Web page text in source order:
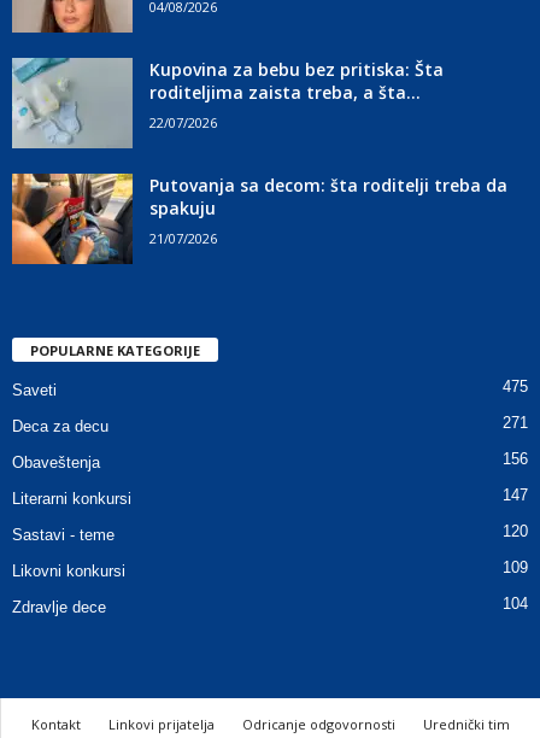
04/08/2026
Kupovina za bebu bez pritiska: Šta
roditeljima zaista treba, a šta...
22/07/2026
Putovanja sa decom: šta roditelji treba da
spakuju
21/07/2026
POPULARNE KATEGORIJE
Saveti 475
Deca za decu 271
Obaveštenja 156
Literarni konkursi 147
Sastavi - teme 120
Likovni konkursi 109
Zdravlje dece 104
Kontakt Linkovi prijatelja Odricanje odgovornosti Urednički tim